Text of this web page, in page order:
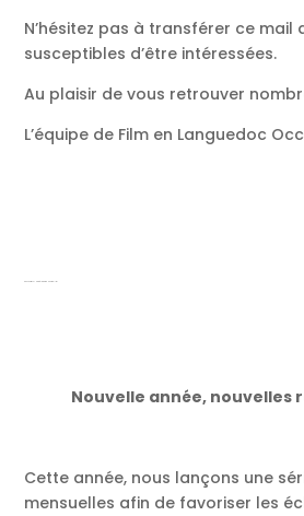
N’hésitez pas à transférer ce mail
susceptibles d’être intéressées.
Au plaisir de vous retrouver
L’équipe de Film en Languedoc
Nouvelle année, nouvelles
Cette année, nous lançons une
mensuelles afin de favoriser les